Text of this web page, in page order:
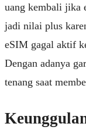
uang kembali jika
jadi nilai plus
eSIM gagal aktif
Dengan adanya
tenang saat